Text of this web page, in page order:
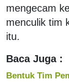
mengecam
menculik tim
itu.
Baca Juga :
Bentuk Tim